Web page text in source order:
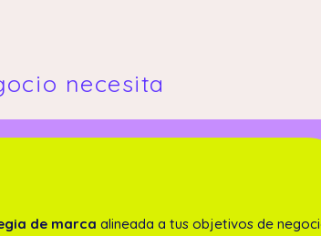
necesita
de marca alineada a tus objetivos de